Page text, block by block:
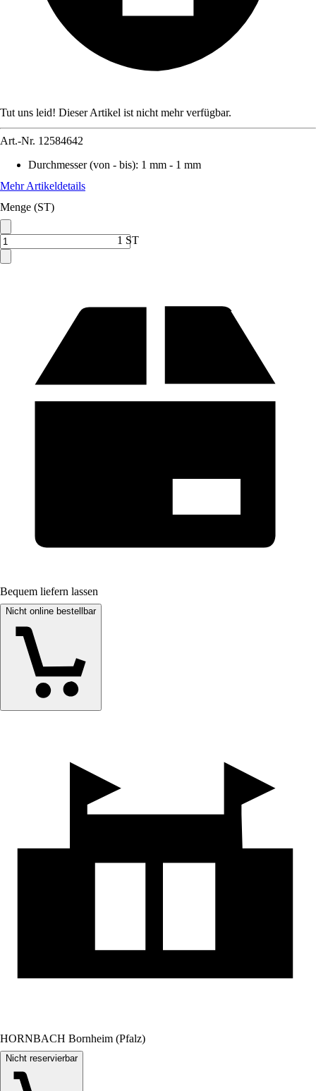
Tut uns leid! Dieser Artikel ist nicht mehr verfügbar.
Art.-Nr. 12584642
Durchmesser (von - bis): 1 mm - 1 mm
Mehr Artikeldetails
Menge (ST)
1 ST
Bequem liefern lassen
Nicht online bestellbar
HORNBACH Bornheim (Pfalz)
Nicht reservierbar